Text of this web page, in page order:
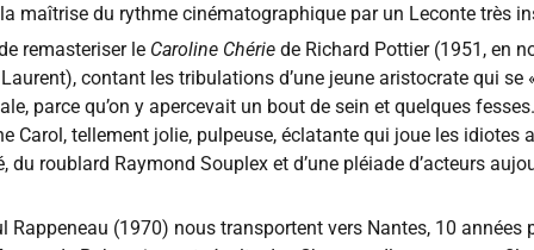
maîtrise du rythme cinématographique par un Leconte très
remasteriser le Caroline Chérie de Richard Pottier (1951, en
contant les tribulations d’une jeune aristocrate qui se
parce qu’on y apercevait un bout de sein et quelques
Carol, tellement jolie, pulpeuse, éclatante qui joue les idiotes
roublard Raymond Souplex et d’une pléiade d’acteurs
Rappeneau (1970) nous transportent vers Nantes, 10 années